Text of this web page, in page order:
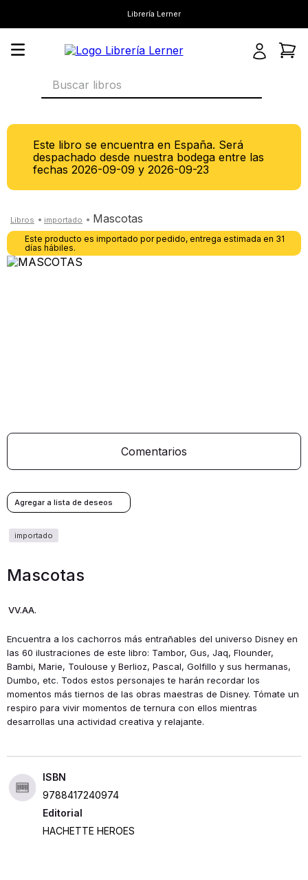
Librería Lerner
Buscar libros
Este libro se encuentra en España. Será
despachado desde nuestra bodega entre las
fechas2026-09-09 y2026-09-23
mascotas
Este producto es importado por pedido, entrega estimada en 31
días hábiles.
Comentarios
Mascotas
VV.AA.
Encuentra a los cachorros más entrañables del universo Disney en
las 60 ilustraciones de este libro: Tambor, Gus, Jaq, Flounder,
Bambi, Marie, Toulouse y Berlioz, Pascal, Golfillo y sus hermanas,
Dumbo, etc. Todos estos personajes te harán recordar los
momentos más tiernos de las obras maestras de Disney. Tómate un
respiro para vivir momentos de ternura con ellos mientras
desarrollas una actividad creativa y relajante.
ISBN
9788417240974
Editorial
HACHETTE HEROES